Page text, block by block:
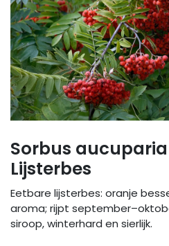
Sorbus
Lijsterbes
Eetbare lijsterbes: oranje
aroma; rijpt
siroop, winterhard en sierlijk.